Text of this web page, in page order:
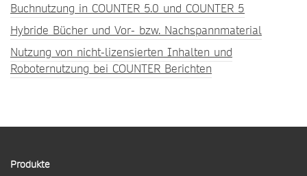
Buchnutzung in COUNTER 5.0 und COUNTER 5
Hybride Bücher und Vor- bzw. Nachspannmaterial
Nutzung von nicht-lizensierten Inhalten und
Roboternutzung bei COUNTER Berichten
Produkte